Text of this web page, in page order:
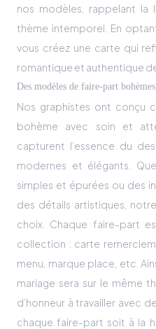
nos modèles, rappelant
thème intemporel. En
vous créez une carte qui
romantique et authentique
Des modèles de faire-part
Nos graphistes ont conçu
bohème avec soin et
capturent l’essence du
modernes et élégants.
simples et épurées ou des
des détails artistiques,
choix. Chaque faire-part
collection : carte
menu, marque place, etc.
mariage sera sur le même
d’honneur à travailler avec
chaque faire-part soit à la